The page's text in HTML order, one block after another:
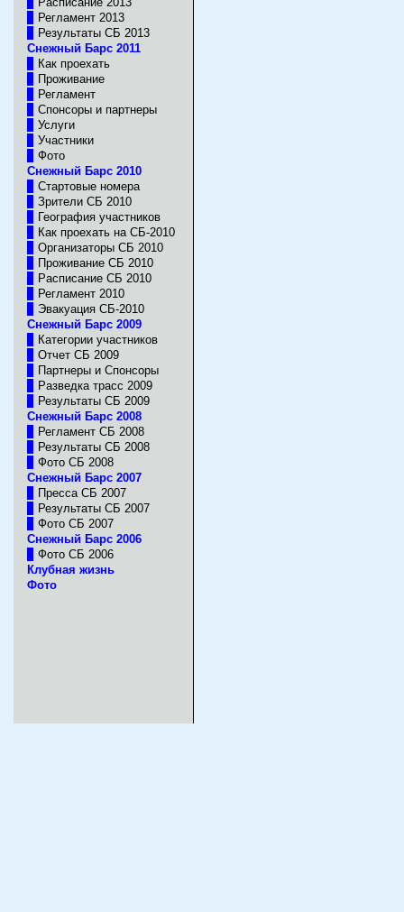
Регламент 2013
Результаты CБ 2013
Снежный Барс 2011
Как проехать
Проживание
Регламент
Спонсоры и партнеры
Услуги
Участники
Фото
Снежный Барс 2010
Стартовые номера
Зрители CБ 2010
География участников
Как проехать на СБ-2010
Организаторы CБ 2010
Проживание СБ 2010
Расписание СБ 2010
Регламент 2010
Эвакуация СБ-2010
Cнежный Барс 2009
Категории участников
Отчет СБ 2009
Партнеры и Спонсоры
Разведка трасс 2009
Результаты СБ 2009
Cнежный Барс 2008
Регламент СБ 2008
Результаты СБ 2008
Фото СБ 2008
Cнежный Барс 2007
Пресса СБ 2007
Результаты СБ 2007
Фото СБ 2007
Cнежный Барс 2006
Фото СБ 2006
Клубная жизнь
Фото